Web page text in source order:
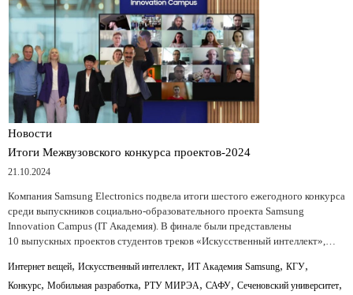
Новости
Итоги Межвузовского конкурса проектов-2024
21.10.2024
Компания Samsung Electronics подвела итоги шестого ежегодного конкурса
среди выпускников социально-образовательного проекта Samsung
Innovation Campus (IT Академия). В финале были представлены
10 выпускных проектов студентов треков «Искусственный интеллект»,…
Интернет вещей, Искусственный интеллект, ИТ Академия Samsung, КГУ,
Конкурс, Мобильная разработка, РТУ МИРЭА, САФУ, Сеченовский университет,